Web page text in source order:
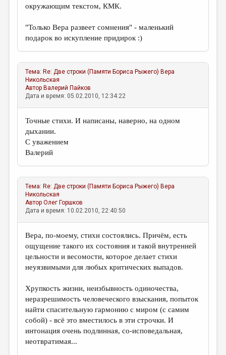
окружающим текстом, КМК.
"Только Вера развеет сомнения" - маленький
подарок во искупление придирок :)
Тема: Re: Две строки (Памяти Бориса Рыжего) Вера
Никольская
Автор Валерий Пайков
Дата и время: 05.02.2010, 12:34:22
Точные стихи. И написаны, наверно, на одном
дыхании.
С уважением
Валерий
Тема: Re: Две строки (Памяти Бориса Рыжего) Вера
Никольская
АвторОлег Горшков
Дата и время: 10.02.2010, 22:40:50
Вера, по-моему, стихи состоялись. Причём, есть
ощущение такого их состояния и такой внутренней
цельности и весомости, которое делает стихи
неуязвимыми для любых критических выпадов.
Хрупкость жизни, неизбывность одиночества,
неразрешимость человеческого взыскания, попыток
найти спасительную гармонию с миром (с самим
собой) - всё это вместилось в эти строчки. И
интонация очень подлинная, со-исповедальная,
неотвратимая...